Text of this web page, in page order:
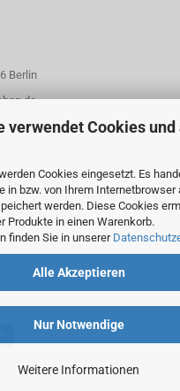
verwendet Cookies und
Cookies eingesetzt. Es
in bzw. von Ihrem Internetbrowser
werden. Diese Cookies
Produkte in einen Warenkorb.
finden Sie in unserer
Alle Akzeptieren
Nur Notwendige
Weitere Informationen
Berlin
550 90 773